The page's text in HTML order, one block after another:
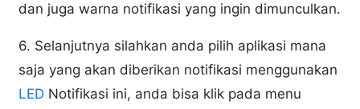
dan juga warna notifikasi yang ingin dimunculkan.
6. Selanjutnya silahkan anda pilih aplikasi mana
saja yang akan diberikan notifikasi menggunakan
LED Notifikasi ini, anda bisa klik pada menu